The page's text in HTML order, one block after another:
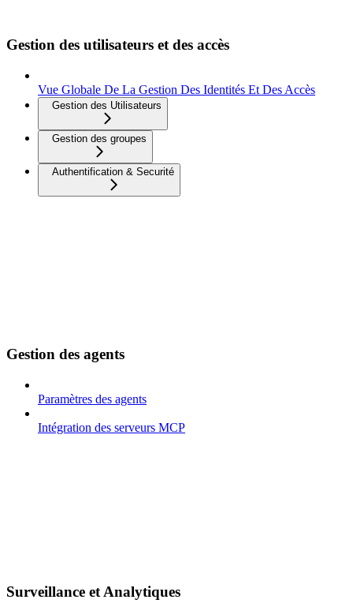
Gestion des utilisateurs et des accès
Vue Globale De La Gestion Des Identités Et Des Accès
Gestion des Utilisateurs
Gestion des groupes
Authentification & Securité
Gestion des agents
Paramètres des agents
Intégration des serveurs MCP
Surveillance et Analytiques